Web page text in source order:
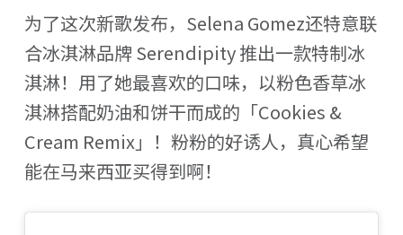
为了这次新歌发布，Selena Gomez还特意联
合冰淇淋品牌 Serendipity 推出一款特制冰
淇淋！用了她最喜欢的口味，以粉色香草冰
淇淋搭配奶油和饼干而成的「Cookies &
Cream Remix」！粉粉的好诱人，真心希望
能在马来西亚买得到啊！